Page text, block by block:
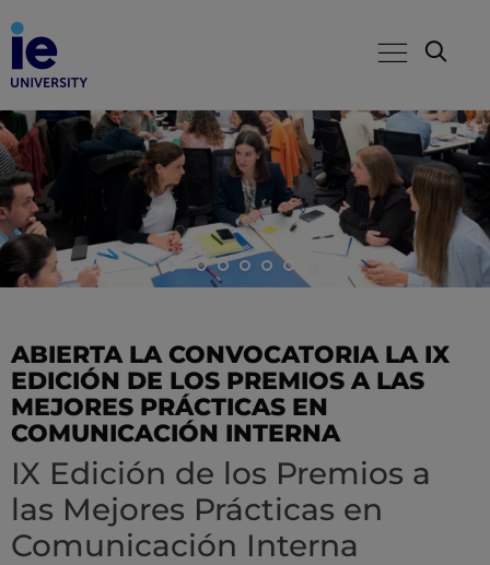
ABIERTA LA CONVOCATORIA LA IX
EDICIÓN DE LOS PREMIOS A LAS
MEJORES PRÁCTICAS EN
COMUNICACIÓN INTERNA
IX Edición de los Premios a
las Mejores Prácticas en
Comunicación Interna